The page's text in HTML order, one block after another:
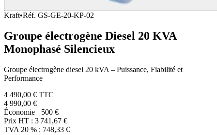
Kraft•Réf. GS-GE-20-KP-02
Groupe électrogène Diesel 20 KVA
Monophasé Silencieux
Groupe électrogène diesel 20 kVA – Puissance, Fiabilité et
Performance
4 490,00 € TTC
4 990,00 €
Économie −500 €
Prix HT : 3 741,67 €
TVA 20 % : 748,33 €